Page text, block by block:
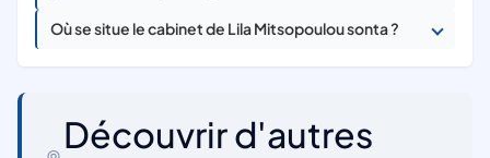
Où se situe le cabinet de Lila Mitsopoulou sonta ?
Découvrir d'autres